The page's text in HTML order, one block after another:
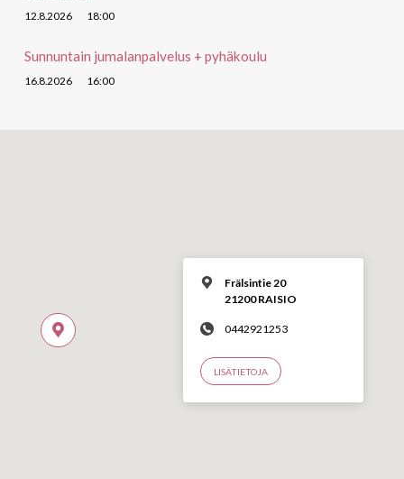
12.8.2026 18:00
Sunnuntain jumalanpalvelus + pyhäkoulu
16.8.2026 16:00
Frälsintie 20
21200 RAISIO
0442921253
LISÄTIETOJA